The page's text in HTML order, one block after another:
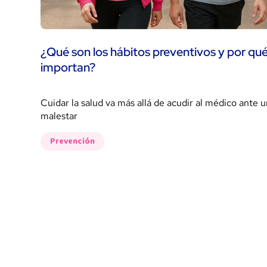
¿Qué son los hábitos preventivos y por
importan?
Cuidar la salud va más allá de acudir al médico ante
malestar
Prevención